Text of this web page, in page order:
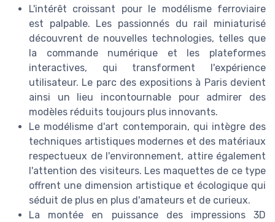
L'intérêt croissant pour le modélisme ferroviaire
est palpable. Les passionnés du rail miniaturisé
découvrent de nouvelles technologies, telles que
la commande numérique et les plateformes
interactives, qui transforment l'expérience
utilisateur. Le parc des expositions à Paris devient
ainsi un lieu incontournable pour admirer des
modèles réduits toujours plus innovants.
Le modélisme d'art contemporain, qui intègre des
techniques artistiques modernes et des matériaux
respectueux de l'environnement, attire également
l'attention des visiteurs. Les maquettes de ce type
offrent une dimension artistique et écologique qui
séduit de plus en plus d'amateurs et de curieux.
La montée en puissance des impressions 3D